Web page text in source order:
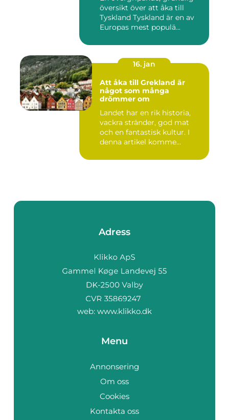
översikt över att åka till
Tyskland Tyskland är en av
Europas mest populä...
16. jan
Att åka till Grekland är
något som många
drömmer om
Landet har en rik historia,
vackra stränder, god mat
och en fantastisk kultur. I
denna artikel komme...
Adress
web: www.klikko.dk
Menu
Annonsering
Om oss
Cookies
Kontakta oss